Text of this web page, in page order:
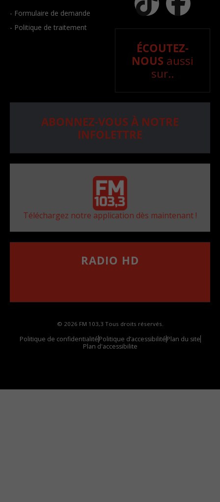
- Formulaire de demande
- Politique de traitement
ÉCOUTEZ-
NOUS aussi
sur..
ABONNEZ-VOUS À NOTRE
INFOLETTRE
Téléchargez notre application dès maintenant !
RADIO HD
© 2026 FM 103,3 Tous droits réservés.
Politique de confidentialitéPolitique d’accessibilitéPlan du site
Plan d'accessibilite